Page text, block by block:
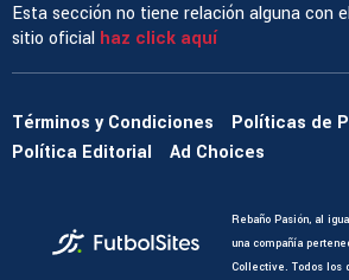
Esta sección no tiene relación alguna con
sitio oficial haz click aquí
Términos y Condiciones
Políticas de
Política Editorial
Ad Choices
Rebaño Pasión, al
una compañía
Collective. Todos los